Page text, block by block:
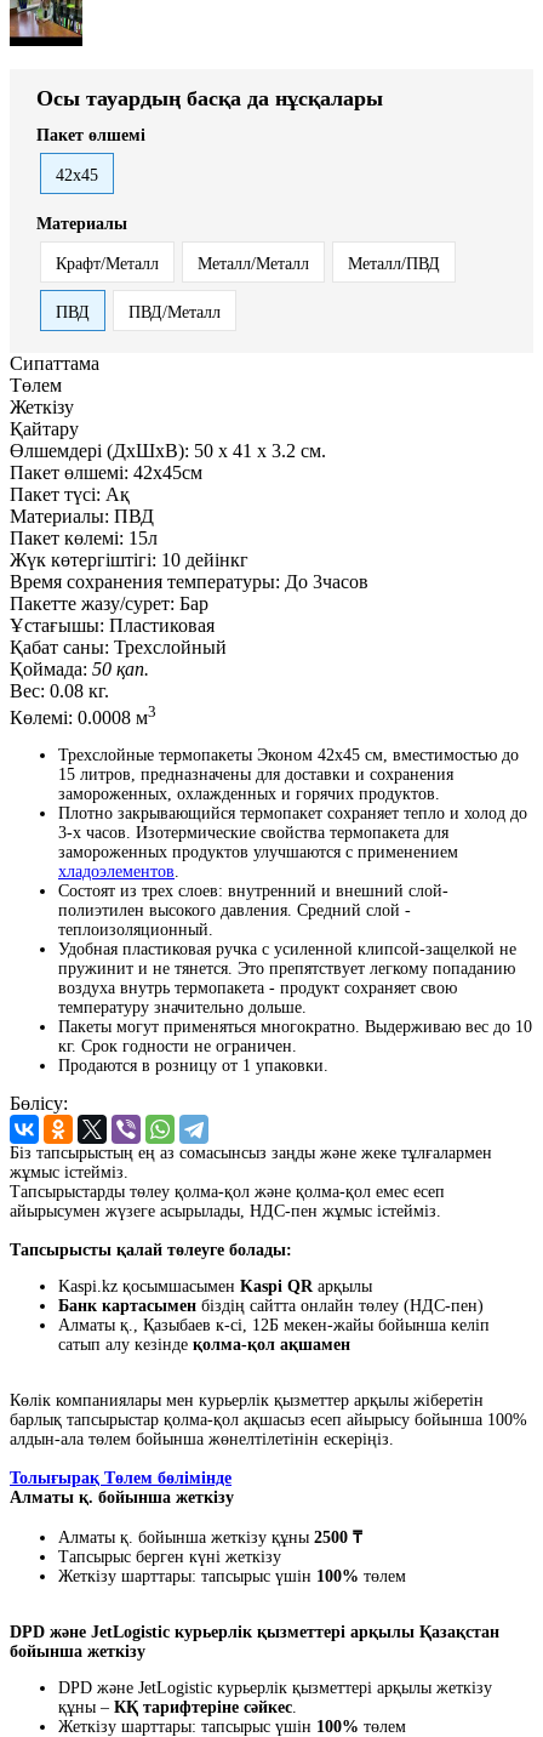
Осы тауардың басқа да нұсқалары
Пакет өлшемі
42х45
Материалы
Крафт/Металл Металл/Металл Металл/ПВД
ПВД ПВД/Металл
Сипаттама
Төлем
Жеткізу
Қайтару
Өлшемдері (ДxШxВ): 50 x 41 x 3.2 см.
Пакет өлшемі: 42х45см
Пакет түсі: Ақ
Материалы: ПВД
Пакет көлемі: 15л
Жүк көтергіштігі: 10 дейінкг
Время сохранения температуры: До 3часов
Пакетте жазу/сурет: Бар
Ұстағышы: Пластиковая
Қабат саны: Трехслойный
Қоймада: 50 қап.
Вес: 0.08 кг.
Көлемі: 0.0008 м3
Трехслойные термопакеты Эконом 42х45 см, вместимостью до
15 литров, предназначены для доставки и сохранения
замороженных, охлажденных и горячих продуктов.
Плотно закрывающийся термопакет сохраняет тепло и холод до
3-х часов. Изотермические свойства термопакета для
замороженных продуктов улучшаются с применением
хладоэлементов.
Состоят из трех слоев: внутренний и внешний слой-
полиэтилен высокого давления. Средний слой -
теплоизоляционный.
Удобная пластиковая ручка с усиленной клипсой-защелкой не
пружинит и не тянется. Это препятствует легкому попаданию
воздуха внутрь термопакета - продукт сохраняет свою
температуру значительно дольше.
Пакеты могут применяться многократно. Выдерживаю вес до 10
кг. Срок годности не ограничен.
Продаются в розницу от 1 упаковки.
Бөлісу:
Біз тапсырыстың ең аз сомасынсыз заңды және жеке тұлғалармен
жұмыс істейміз.
Тапсырыстарды төлеу қолма-қол және қолма-қол емес есеп
айырысумен жүзеге асырылады, НДС-пен жұмыс істейміз.
Тапсырысты қалай төлеуге болады:
Kaspi.kz қосымшасымен Kaspi QRарқылы
Банк картасымен біздің сайтта онлайн төлеу (НДС-пен)
Алматы қ., Қазыбаев к-сі, 12Б мекен-жайы бойынша келіп
сатып алу кезінде қолма-қол ақшамен
Көлік компаниялары мен курьерлік қызметтер арқылы жіберетін
барлық тапсырыстар қолма-қол ақшасыз есеп айырысу бойынша 100%
алдын-ала төлем бойынша жөнелтілетінін ескеріңіз.
Толығырақ Төлем бөлімінде
Алматы қ. бойынша жеткізу
Алматы қ. бойынша жеткізу құны 2500 ₸
Тапсырыс берген күні жеткізу
Жеткізу шарттары: тапсырыс үшін 100% төлем
DPD және JetLogistic курьерлік қызметтері арқылы Қазақстан
бойынша жеткізу
DPD және JetLogistic курьерлік қызметтері арқылы жеткізу
құны – КҚ тарифтеріне сәйкес.
Жеткізу шарттары: тапсырыс үшін 100% төлем